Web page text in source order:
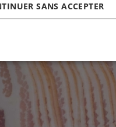
SANS ACCEPTER